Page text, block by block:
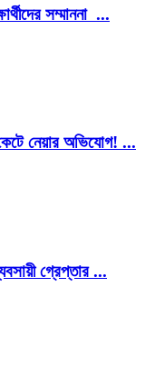
সম্মাননা ...
নেয়ার অভিযোগ! ...
গ্রেপ্তার ...